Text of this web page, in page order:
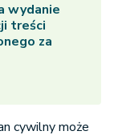
wydanie
treści
za
cywilny może